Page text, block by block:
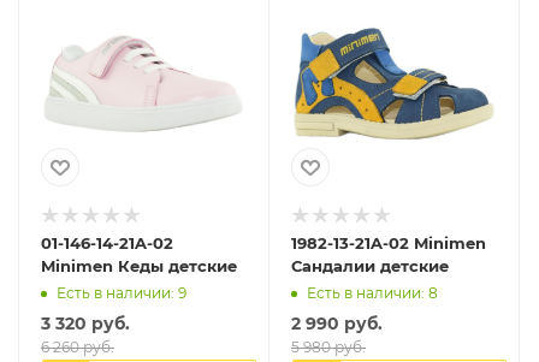
01-146-14-21A-02
Minimen Кеды детские
Есть в наличии: 9
3 320 руб.
6 260 руб.
1982-13-21A-02 Minimen
Сандалии детские
Есть в наличии: 8
2 990 руб.
5 980 руб.